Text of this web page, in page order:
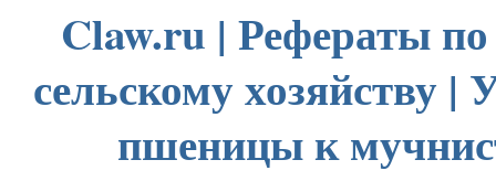
Claw.ru | Рефераты
сельскому хозяйству |
пшеницы к